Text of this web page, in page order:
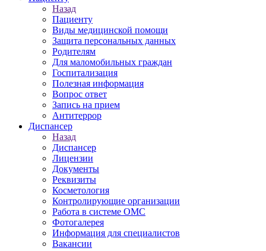
Назад
Пациенту
Виды медицинской помощи
Защита персональных данных
Родителям
Для маломобильных граждан
Госпитализация
Полезная информация
Вопрос ответ
Запись на прием
Антитеррор
Диспансер
Назад
Диспансер
Лицензии
Документы
Реквизиты
Косметология
Контролирующие организации
Работа в системе ОМС
Фотогалерея
Информация для специалистов
Вакансии